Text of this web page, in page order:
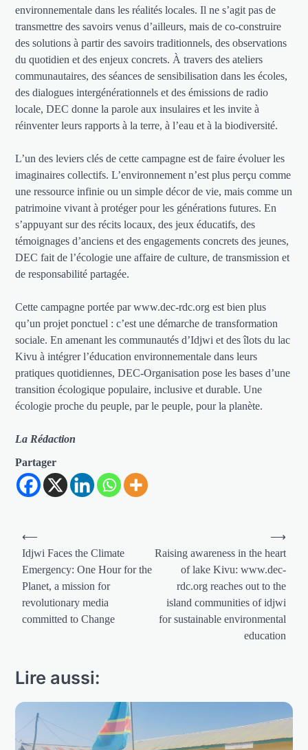
environnementale dans les réalités locales. Il ne s’agit pas de
transmettre des savoirs venus d’ailleurs, mais de co-construire
des solutions à partir des savoirs traditionnels, des observations
du quotidien et des enjeux concrets. À travers des ateliers
communautaires, des séances de sensibilisation dans les écoles,
des dialogues intergénérationnels et des émissions de radio
locale, DEC donne la parole aux insulaires et les invite à
réinventer leurs rapports à la terre, à l’eau et à la biodiversité.
L’un des leviers clés de cette campagne est de faire évoluer les
imaginaires collectifs. L’environnement n’est plus perçu comme
une ressource infinie ou un simple décor de vie, mais comme un
patrimoine vivant à protéger pour les générations futures. En
s’appuyant sur des récits locaux, des jeux éducatifs, des
témoignages d’anciens et des engagements concrets des jeunes,
DEC fait de l’écologie une affaire de culture, de transmission et
de responsabilité partagée.
Cette campagne portée par www.dec-rdc.org est bien plus
qu’un projet ponctuel : c’est une démarche de transformation
sociale. En amenant les communautés d’Idjwi et des îlots du lac
Kivu à intégrer l’éducation environnementale dans leurs
pratiques quotidiennes, DEC-Organisation pose les bases d’une
transition écologique populaire, inclusive et durable. Une
écologie proche du peuple, par le peuple, pour la planète.
La Rédaction
Partager
Navigation
de
l’article
⟵
Idjwi Faces the Climate
Emergency: One Hour for the
Planet, a mission for
revolutionary media
committed to Change
Raising awareness in the heart
of lake Kivu: www.dec-
rdc.org reaches out to the
island communities of idjwi
for sustainable environmental
education
⟶
Lire aussi: